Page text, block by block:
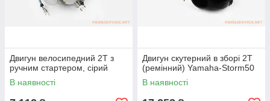
Двигун велосипедний 2Т з
ручним стартером, сірий
В наявності
Двигун скутерний в зборі 2Т
(ремінний) Yamaha-Storm50
В наявності